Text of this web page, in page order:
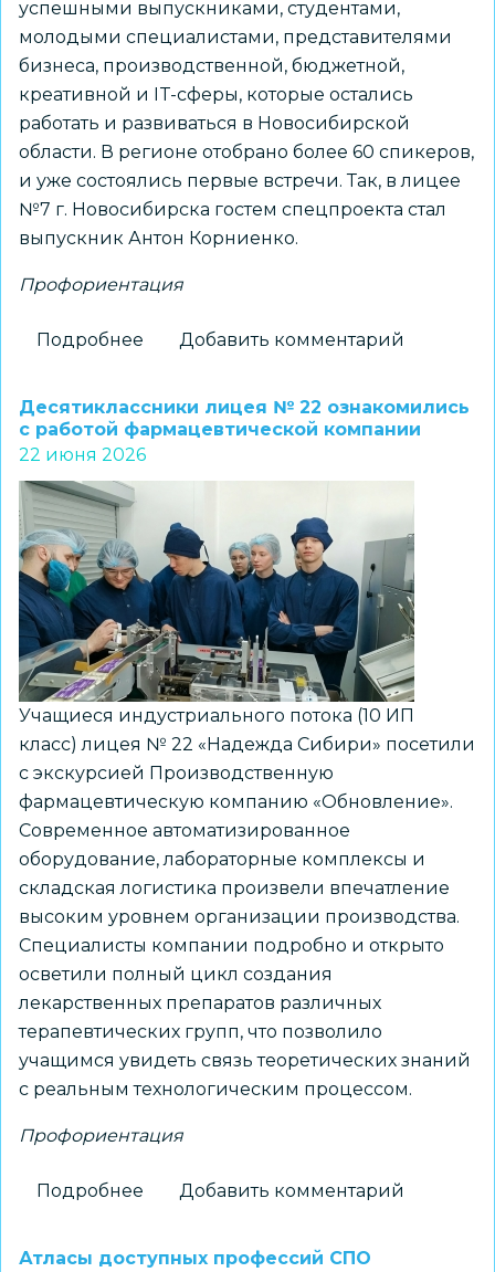
успешными выпускниками, студентами,
молодыми специалистами, представителями
бизнеса, производственной, бюджетной,
креативной и IT-сферы, которые остались
работать и развиваться в Новосибирской
области. В регионе отобрано более 60 спикеров,
и уже состоялись первые встречи. Так, в лицее
№7 г. Новосибирска гостем спецпроекта стал
выпускник Антон Корниенко.
Профориентация
Подробнее
поделятся
секретами
успеха
школьниками
Добавить комментарий
Десятиклассники лицея № 22 ознакомились
с работой фармацевтической компании
22 июня 2026
Учащиеся индустриального потока (10 ИП
класс) лицея № 22 «Надежда Сибири» посетили
с экскурсией Производственную
фармацевтическую компанию «Обновление».
Современное автоматизированное
оборудование, лабораторные комплексы и
складская логистика произвели впечатление
высоким уровнем организации производства.
Специалисты компании подробно и открыто
осветили полный цикл создания
лекарственных препаратов различных
терапевтических групп, что позволило
учащимся увидеть связь теоретических знаний
с реальным технологическим процессом.
Профориентация
Подробнее Добавить комментарий
Атласы доступных профессий СПО